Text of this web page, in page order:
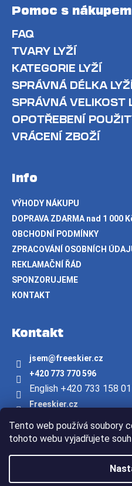
Tento web používá soubory
tohoto webu vyjadřujete
Pomoc s nákupem
FAQ
TVARY LYŽÍ
KATEGORIE LYŽÍ
SPRÁVNÁ DÉLKA
SPRÁVNÁ VELIKOST
OPOTŘEBENÍ
VRÁCENÍ ZBOŽÍ
Info
VÝHODY NÁKUPU
DOPRAVA ZDARMA nad 1 000
OBCHODNÍ PODMÍNKY
ZPRACOVÁNÍ OSOBNÍCH
REKLAMAČNÍ ŘÁD
SPONZORUJEME
KONTAKT
Kontakt
jsem@freeskier.cz
+420 773 770 596
English +420 733 158
Freeskier.cz
Youtube/freeskier.cz